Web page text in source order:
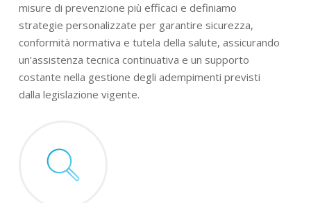
misure di prevenzione più efficaci e definiamo
strategie personalizzate per garantire sicurezza,
conformità normativa e tutela della salute, assicurando
un’assistenza tecnica continuativa e un supporto
costante nella gestione degli adempimenti previsti
dalla legislazione vigente.